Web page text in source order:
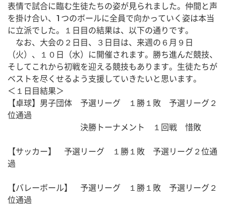
表情で試合に臨む生徒たちの姿が見られました。仲間と声
を掛け合い、1つのボールに全員で向かっていく姿は本当
に立派でした。１日目の結果は、以下の通りです。
なお、大会の２日目、３日目は、来週の６月９日
（火）、１０日（水）に開催されます。勝ち進んだ競技、
そしてこれから初戦を迎える競技もあります。生徒たちが
ベストを尽くせるよう支援していきたいと思います。
＜１日目結果＞
【卓球】男子団体　予選リーグ　１勝１敗　予選リーグ２
位通過
決勝トーナメント　１回戦　惜敗
【サッカー】　予選リーグ　１勝１敗　予選リーグ２位通
過
【バレーボール】　予選リーグ　１勝１敗　予選リーグ２
位通過